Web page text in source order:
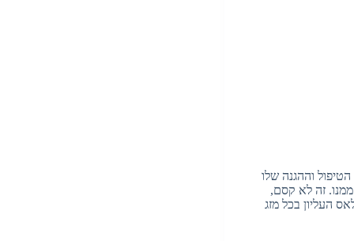
וההגנה שלו
ממנו. זה לא קסם,
העליון בכל מזג